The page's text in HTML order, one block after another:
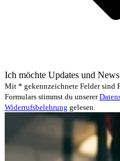
Ich möchte Updates und
Mit * gekennzeichnete Felder sind
Formulars stimmst du unserer
Widerrufsbelehrung gelesen.